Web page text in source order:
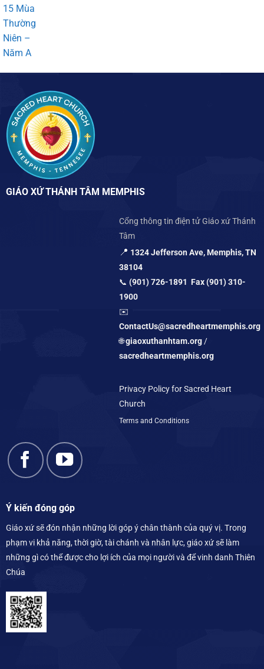
15 Mùa
Thường
Niên –
Năm A
GIÁO XỨ THÁNH TÂM MEMPHIS
Cổng thông tin điện tử Giáo xứ Thánh
Tâm
📍 1324 Jefferson Ave, Memphis, TN
38104
📞 (901) 726-1891 Fax (901) 310-
1900
✉️
ContactUs@sacredheartmemphis.org
🌐giaoxuthanhtam.org/
sacredheartmemphis.org
Privacy Policy for Sacred Heart
Church
Terms and Conditions
Ý kiến đóng góp
Giáo xứ sẽ đón nhận những lời góp ý chân thành của quý vị. Trong
phạm vi khả năng, thời giờ, tài chánh và nhân lực, giáo xứ sẽ làm
những gì có thể được cho lợi ích của mọi người và để vinh danh Thiên
Chúa